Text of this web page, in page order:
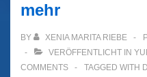
mehr
BY XENIA MARITA RIEBE
VERÖFFENTLICHT IN
COMMENTS
TAGGED WITH